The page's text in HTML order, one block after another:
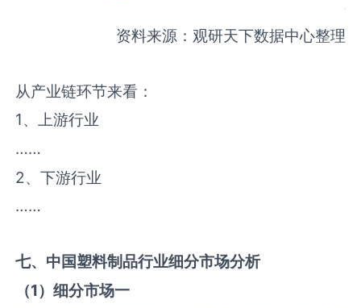
资料来源：观研天下数据中心整理
从产业链环节来看：
1、上游行业
……
2、下游行业
……
七、中国塑料制品行业细分市场分析
（1）细分市场一